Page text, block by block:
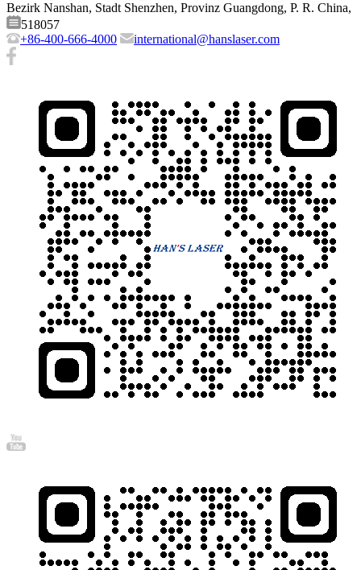
Bezirk Nanshan, Stadt Shenzhen, Provinz Guangdong, P. R. China,
518057
+86-400-666-4000
international@hanslaser.com